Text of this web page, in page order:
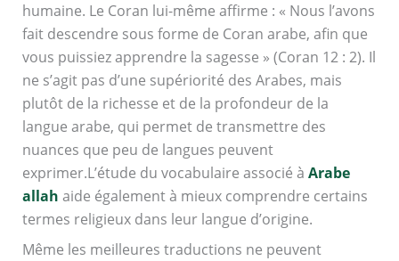
humaine. Le Coran lui-même affirme : « Nous l’avons
fait descendre sous forme de Coran arabe, afin que
vous puissiez apprendre la sagesse » (Coran 12 : 2). Il
ne s’agit pas d’une supériorité des Arabes, mais
plutôt de la richesse et de la profondeur de la
langue arabe, qui permet de transmettre des
nuances que peu de langues peuvent
exprimer.L’étude du vocabulaire associé à Arabe
allah aide également à mieux comprendre certains
termes religieux dans leur langue d’origine.
Même les meilleures traductions ne peuvent